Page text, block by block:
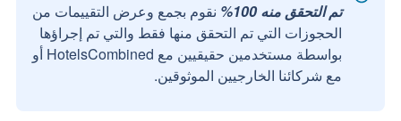
تم التحقق منه 100%
نقوم بجمع وعرض التقييمات من
الحجوزات التي تم التحقق منها فقط والتي تم إجراؤها
بواسطة مستخدمين حقيقيين مع HotelsCombined أو
مع شركائنا الخارجيين الموثوقين.